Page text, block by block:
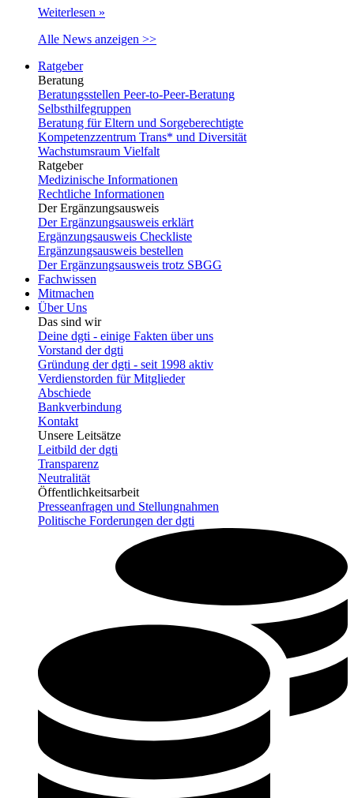
Weiterlesen »
Alle News anzeigen >>
Ratgeber
Beratung
Beratungsstellen Peer-to-Peer-Beratung
Selbsthilfegruppen
Beratung für Eltern und Sorgeberechtigte
Kompetenzzentrum Trans* und Diversität
Wachstumsraum Vielfalt
Ratgeber
Medizinische Informationen
Rechtliche Informationen
Der Ergänzungsausweis
Der Ergänzungsausweis erklärt
Ergänzungsausweis Checkliste
Ergänzungsausweis bestellen
Der Ergänzungsausweis trotz SBGG
Fachwissen
Mitmachen
Über Uns
Das sind wir
Deine dgti - einige Fakten über uns
Vorstand der dgti
Gründung der dgti - seit 1998 aktiv
Verdienstorden für Mitglieder
Abschiede
Bankverbindung
Kontakt
Unsere Leitsätze
Leitbild der dgti
Transparenz
Neutralität
Öffentlichkeitsarbeit
Presseanfragen und Stellungnahmen
Politische Forderungen der dgti